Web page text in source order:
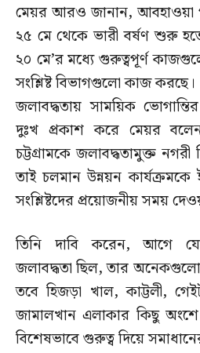
মেয়র আরও জানান, আবহাওয়া
২৫ মে থেকে ভারী বর্ষণ শুরু
২০ মে’র মধ্যে গুরুত্বপূর্ণ
সংশ্লিষ্ট বিভাগগুলো কাজ করছে।
জলাবদ্ধতায় সাময়িক
দুঃখ প্রকাশ করে মেয়র
চট্টগ্রামকে জলাবদ্ধতামুক্ত
তাই চলমান উন্নয়ন কার্যক্রমকে
সংশ্লিষ্টদের প্রয়োজনীয় সময়
তিনি দাবি করেন, আগে
জলাবদ্ধতা ছিল, তার
তবে হিজড়া খাল, কাট্টলী,
জামালখান এলাকার কিছু
বিশেষভাবে গুরুত্ব দিয়ে